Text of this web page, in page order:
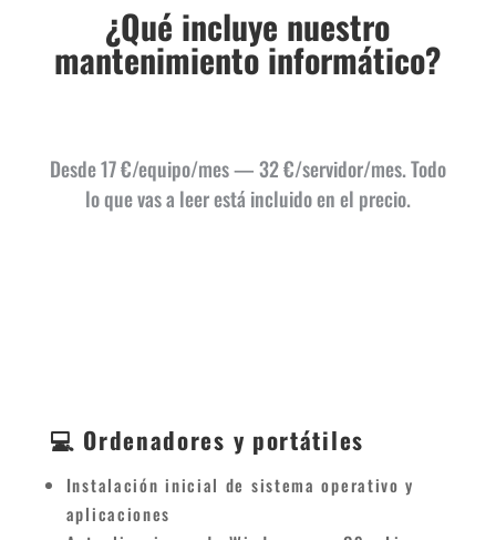
¿Qué incluye nuestro
mantenimiento informático?
Desde 17 €/equipo/mes — 32 €/servidor/mes. Todo
lo que vas a leer está incluido en el precio.
💻 Ordenadores y portátiles
Instalación inicial de sistema operativo y
aplicaciones